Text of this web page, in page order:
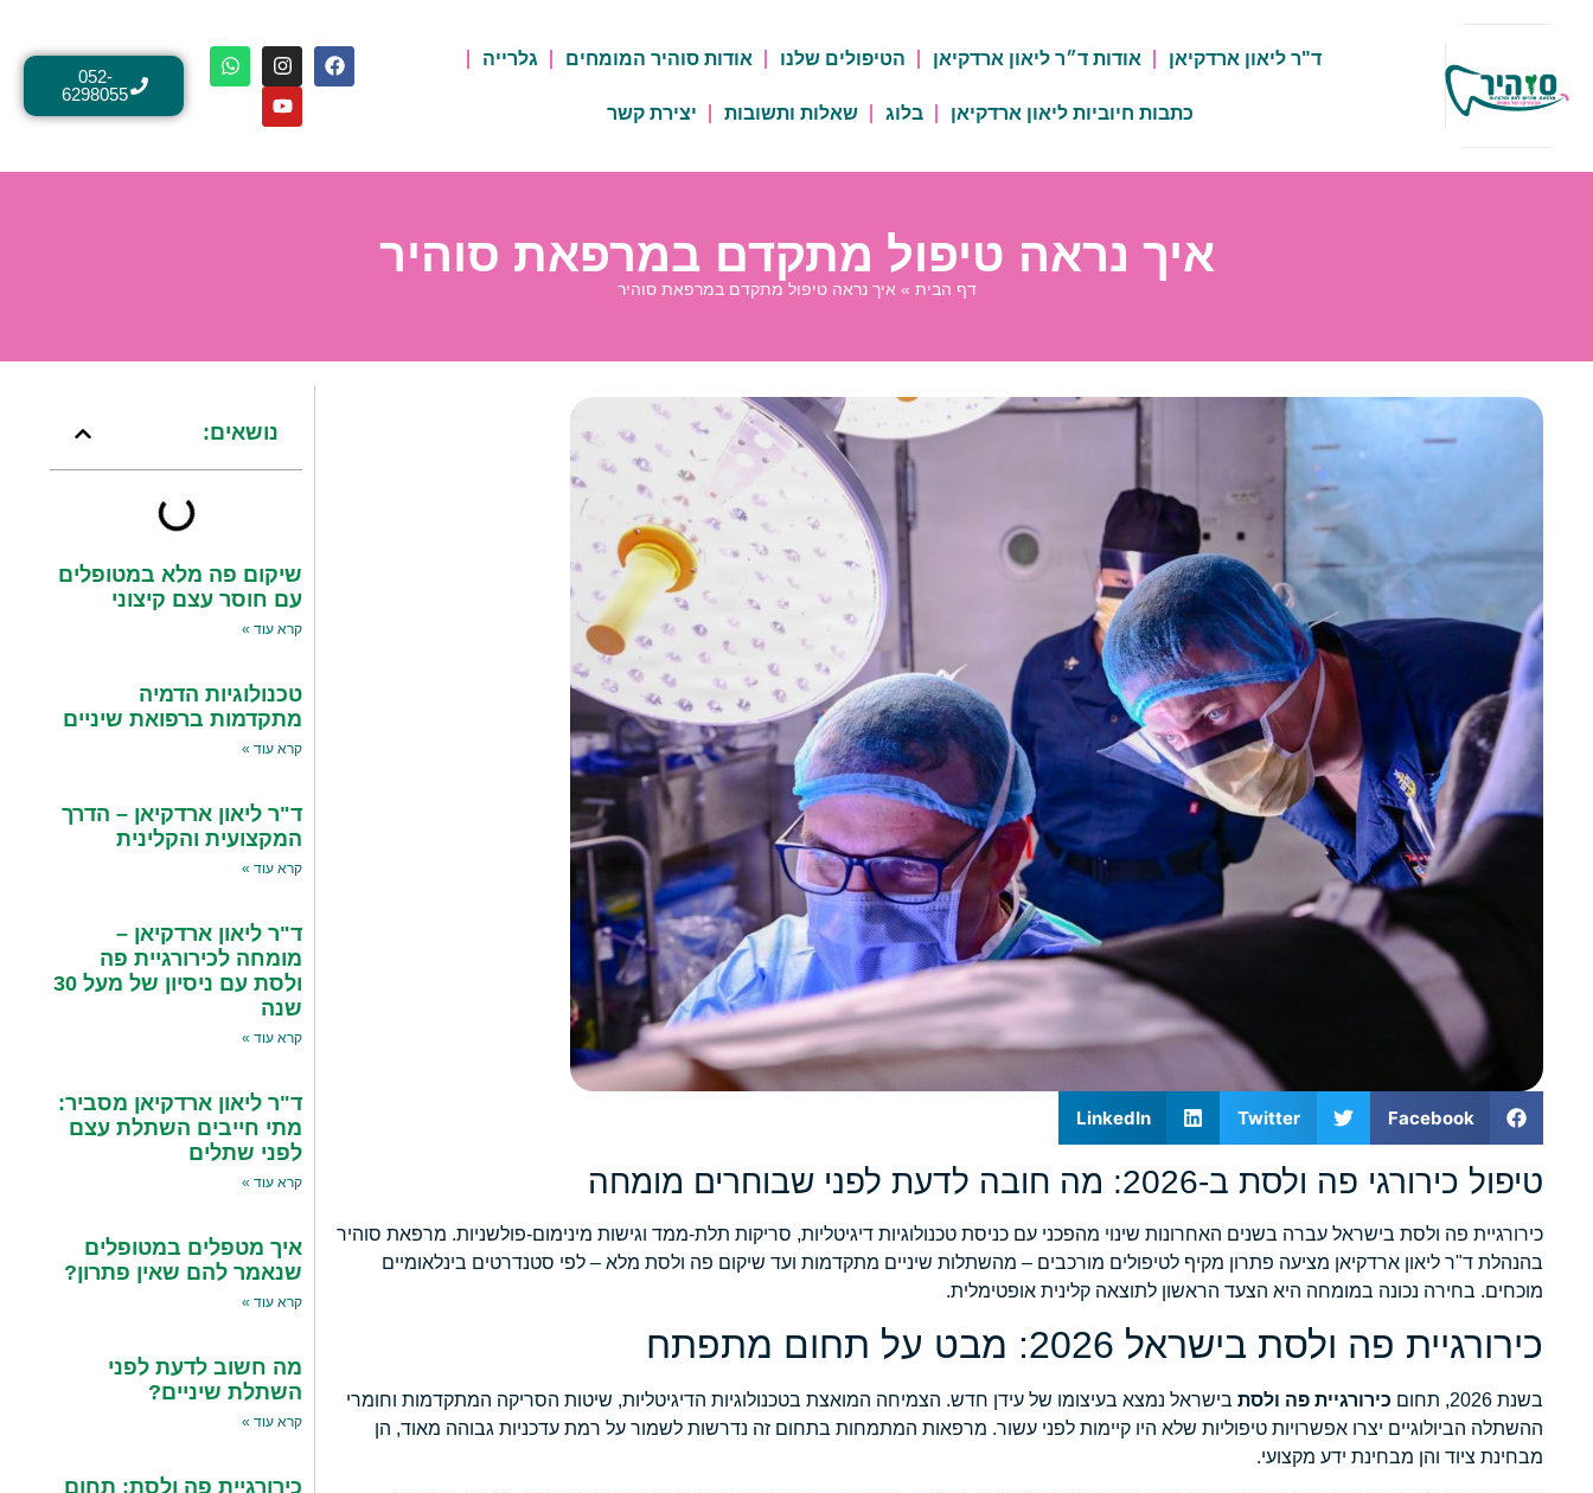
ד"ר ליאון ארדקיאן אודות ד״ר ליאון ארדקיאן הטיפולים שלנו אודות סוהיר המומחים גלרייה
כתבות חיוביות ליאון ארדקיאן בלוג שאלות ותשובות יצירת קשר
052-
6298055
איך נראה טיפול מתקדם במרפאת סוהיר
דף הבית »איך נראה טיפול מתקדם במרפאת סוהיר
Facebook
Twitter
LinkedIn
טיפול כירורגי פה ולסת ב-2026: מה חובה לדעת לפני שבוחרים מומחה
כירורגיית פה ולסת בישראל עברה בשנים האחרונות שינוי מהפכני עם כניסת טכנולוגיות דיגיטליות, סריקות תלת-ממד וגישות מינימום-פולשניות. מרפאת סוהיר
בהנהלת ד"ר ליאון ארדקיאן מציעה פתרון מקיף לטיפולים מורכבים – מהשתלות שיניים מתקדמות ועד שיקום פה ולסת מלא – לפי סטנדרטים בינלאומיים
מוכחים. בחירה נכונה במומחה היא הצעד הראשון לתוצאה קלינית אופטימלית.
כירורגיית פה ולסת בישראל 2026: מבט על תחום מתפתח
בשנת 2026, תחום כירורגיית פה ולסת בישראל נמצא בעיצומו של עידן חדש. הצמיחה המואצת בטכנולוגיות הדיגיטליות, שיטות הסריקה המתקדמות וחומרי
ההשתלה הביולוגיים יצרו אפשרויות טיפוליות שלא היו קיימות לפני עשור. מרפאות המתמחות בתחום זה נדרשות לשמור על רמת עדכניות גבוהה מאוד, הן
מבחינת ציוד והן מבחינת ידע מקצועי.
נושאים:
שיקום פה מלא במטופלים
עם חוסר עצם קיצוני
קרא עוד »
טכנולוגיות הדמיה
מתקדמות ברפואת שיניים
קרא עוד »
ד"ר ליאון ארדקיאן – הדרך
המקצועית והקלינית
קרא עוד »
ד"ר ליאון ארדקיאן –
מומחה לכירורגיית פה
ולסת עם ניסיון של מעל 30
שנה
קרא עוד »
ד"ר ליאון ארדקיאן מסביר:
מתי חייבים השתלת עצם
לפני שתלים
קרא עוד »
איך מטפלים במטופלים
שנאמר להם שאין פתרון?
קרא עוד »
מה חשוב לדעת לפני
השתלת שיניים?
קרא עוד »
כירורגיית פה ולסת: תחום